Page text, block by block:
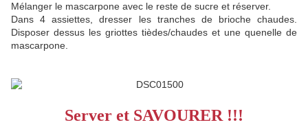
Mélanger le mascarpone avec le reste de sucre et réserver.
Dans 4 assiettes, dresser les tranches de brioche chaudes.
Disposer dessus les griottes tièdes/chaudes et une quenelle de
mascarpone.
Server et SAVOURER !!!